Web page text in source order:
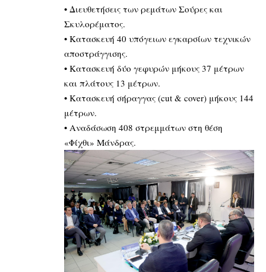
•⁠ ⁠Διευθετήσεις των ρεμάτων Σούρες και
Σκυλορέματος.
•⁠ ⁠Κατασκευή 40 υπόγειων εγκαρσίων τεχνικών
αποστράγγισης.
•⁠ ⁠Κατασκευή δύο γεφυρών μήκους 37 μέτρων
και πλάτους 13 μέτρων.
•⁠ ⁠Κατασκευή σήραγγας (cut & cover) μήκους 144
μέτρων.
•⁠ ⁠Αναδάσωση 408 στρεμμάτων στη θέση
«Φίχθι» Μάνδρας.